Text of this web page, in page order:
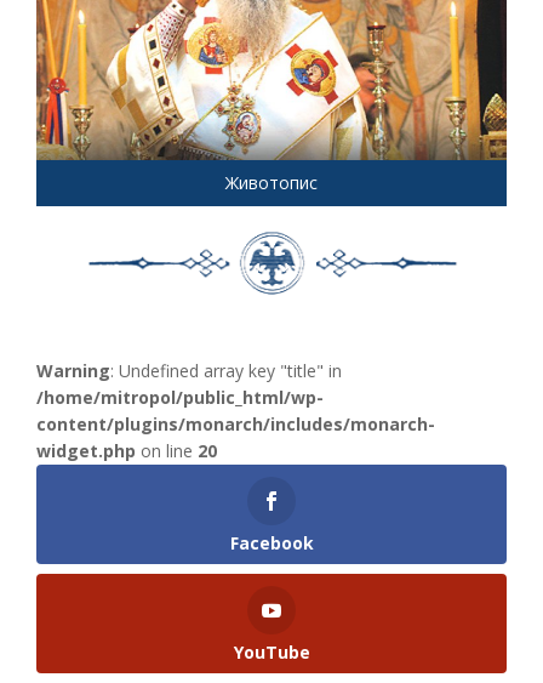
Животопис
Warning: Undefined array key "title" in
/home/mitropol/public_html/wp-
content/plugins/monarch/includes/monarch-
widget.php on line 20
Facebook
YouTube